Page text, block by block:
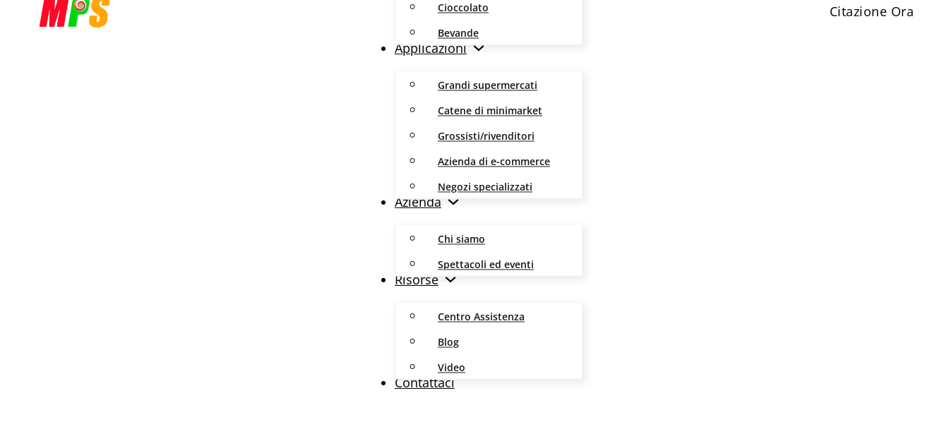
Cioccolato
Bevande
Applicazioni
Grandi supermercati
Catene di minimarket
Grossisti/rivenditori
Azienda di e-commerce
Negozi specializzati
Azienda
Chi siamo
Spettacoli ed eventi
Risorse
Centro Assistenza
Blog
Video
Contattaci
Citazione Ora